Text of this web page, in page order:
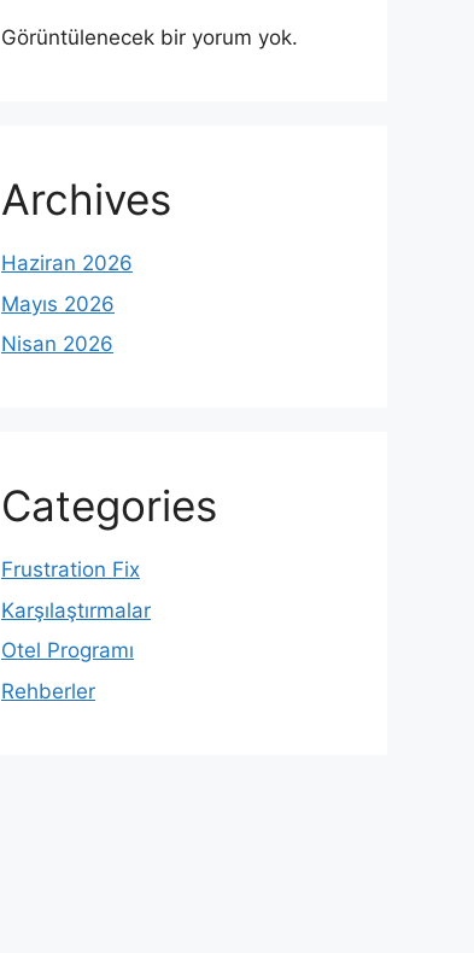
Görüntülenecek bir yorum yok.
Archives
Haziran 2026
Mayıs 2026
Nisan 2026
Categories
Frustration Fix
Karşılaştırmalar
Otel Programı
Rehberler